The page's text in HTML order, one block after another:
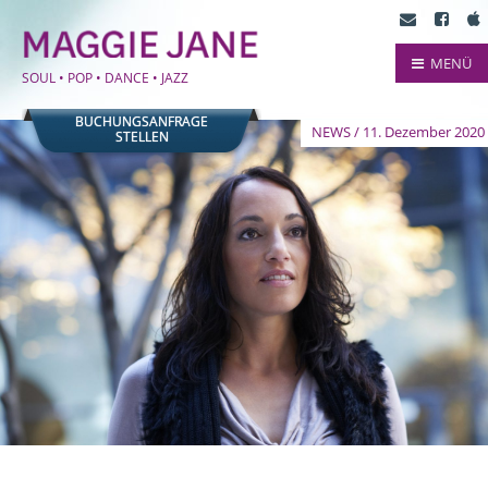
SOUL • POP • DANCE • JAZZ
MENÜ
BUCHUNGSANFRAGE
STELLEN
NEWS / 11. Dezember 2020